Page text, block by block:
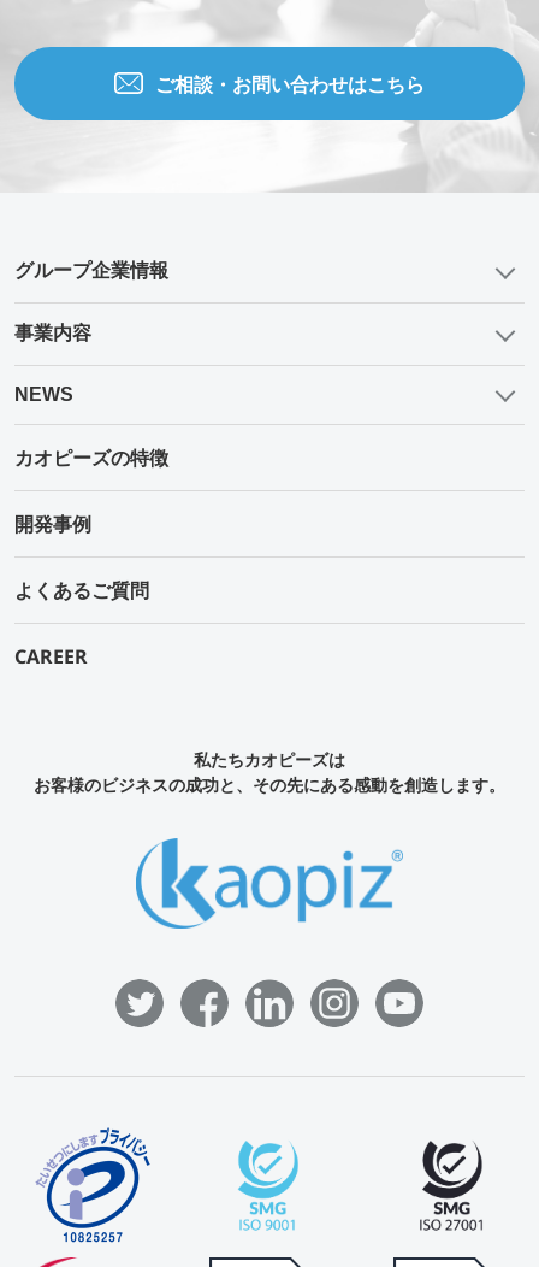
ご相談・お問い合わせはこちら
グループ企業情報
事業内容
NEWS
カオピーズの特徴
開発事例
よくあるご質問
CAREER
私たちカオピーズは
お客様のビジネスの成功と、その先にある感動を創造します。